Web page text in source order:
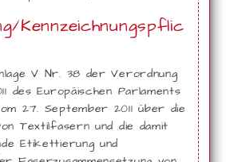
Kennzeichnungspflic
V Nr. 38 der Verordnung
des Europäischen Parlaments
27. September 2011 über die
Textilfasern und die damit
Etikettierung und